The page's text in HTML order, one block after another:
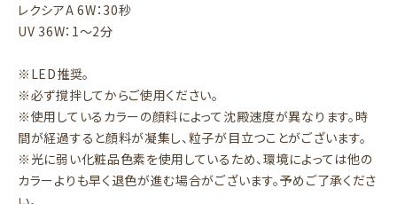
レクシアA 6W：30秒
UV 36W：1～2分
※LED推奨。
※必ず撹拌してからご使用ください。
※使用しているカラーの顔料によって沈殿速度が異なります。時
間が経過すると顔料が凝集し、粒子が目立つことがございます。
※光に弱い化粧品色素を使用しているため、環境によっては他の
カラーよりも早く退色が進む場合がございます。予めご了承くださ